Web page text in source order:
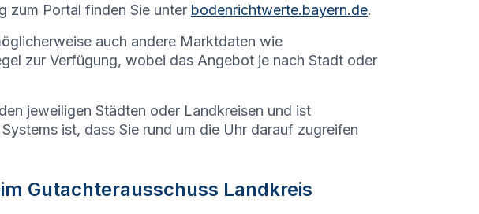
zum Portal finden Sie unter bodenrichtwerte.bayern.de.
auch andere Marktdaten wie
zur Verfügung, wobei das Angebot je nach Stadt oder
jeweiligen Städten oder Landkreisen und ist
ist, dass Sie rund um die Uhr darauf zugreifen
Gutachterausschuss Landkreis